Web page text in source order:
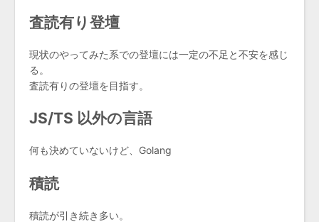
査読有り登壇
現状のやってみた系での登壇には一定の不足と不安を感じ
る。
査読有りの登壇を目指す。
JS/TS 以外の言語
何も決めていないけど、Golang
積読
積読が引き続き多い。